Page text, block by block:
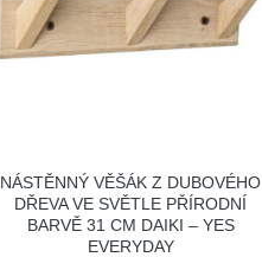
NÁSTĚNNÝ VĚŠÁK Z DUBOVÉHO
DŘEVA VE SVĚTLE PŘÍRODNÍ
BARVĚ 31 CM DAIKI – YES
EVERYDAY